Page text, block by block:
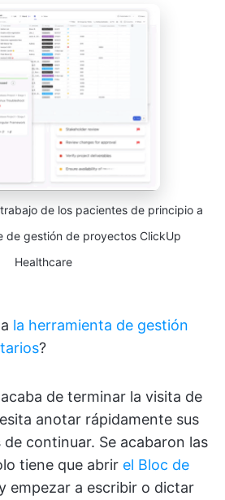
de los pacientes de principio a
de gestión de proyectos ClickUp
Healthcare
la herramienta de gestión
?
de terminar la visita de
anotar rápidamente sus
de continuar. Se acabaron las
tiene que abrir el Bloc de
empezar a escribir o dictar